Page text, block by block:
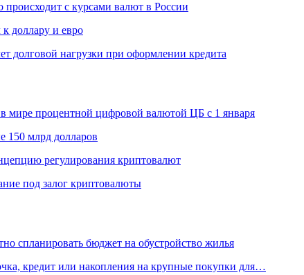
с курсами валют в России
доллару и евро
долговой нагрузки при оформлении кредита
мире процентной цифровой валютой ЦБ с 1 января
150 млрд долларов
регулирования криптовалют
под залог криптовалюты
спланировать бюджет на обустройство жилья
кредит или накопления на крупные покупки для…